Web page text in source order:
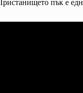
пък е